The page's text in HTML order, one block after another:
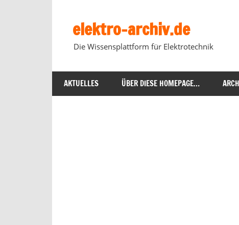
springenelektro-archiv.de
Die Wissensplattform für Elektrotechnik
AKTUELLES ÜBER DIESE HOMEPAGE…